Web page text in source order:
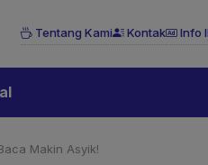
Tentang Kami Kontak Info
Makin Asyik!